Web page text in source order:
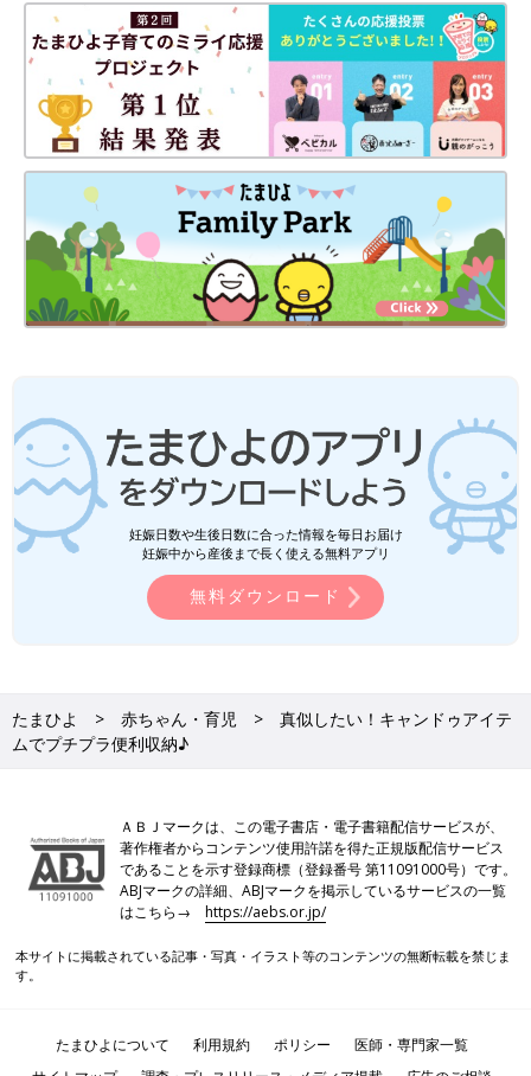
妊娠日数や生後日数に合った情報を毎日お届け
妊娠中から産後まで長く使える無料アプリ
無料ダウンロード
たまひよ 赤ちゃん・育児
真似したい！キャンドゥアイテ
ムでプチプラ便利収納♪
ＡＢＪマークは、この電子書店・電子書籍配信サービスが、
著作権者からコンテンツ使用許諾を得た正規版配信サービス
であることを示す登録商標（登録番号 第11091000号）です。
ABJマークの詳細、ABJマークを掲示しているサービスの一覧
はこちら→https://aebs.or.jp/
本サイトに掲載されている記事・写真・イラスト等のコンテンツの無断転載を禁じま
す。
たまひよについて 利用規約 ポリシー
医師・専門家一覧